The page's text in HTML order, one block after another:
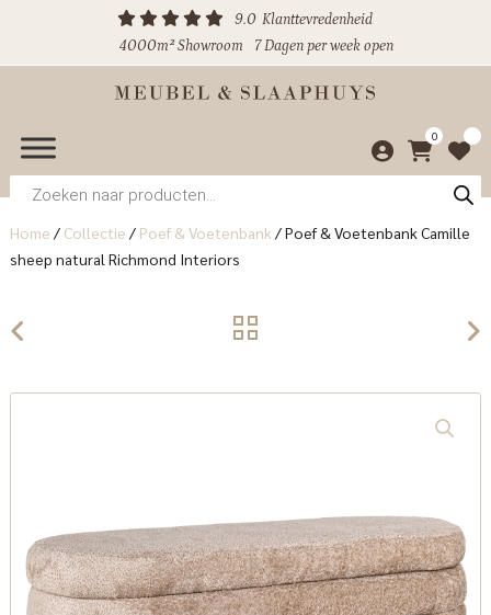
9.0 Klanttevredenheid
4000m² Showroom
7 Dagen per week open
0
Producten
zoeken
Home / Collectie / Poef & Voetenbank /Poef & Voetenbank Camille
sheep natural Richmond Interiors